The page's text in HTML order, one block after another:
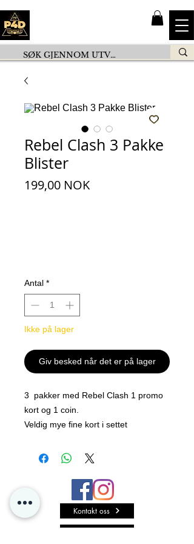
Rebel Clash 3 Pakke
Blister
199,00 NOKPris
Antal *
Ikke på lager
Giv besked når det er på lager
3 pakker med Rebel Clash 1 promo
kort og 1 coin.
Veldig mye fine kort i settet
Kontakt oss